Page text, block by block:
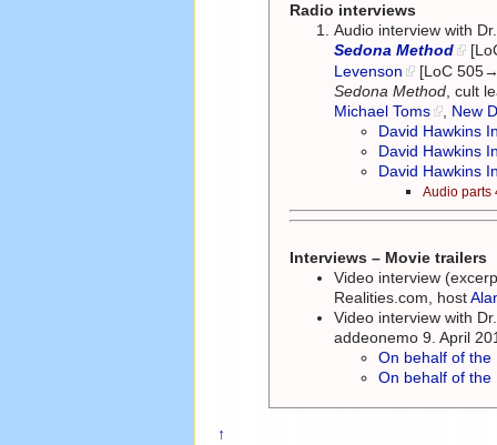
Radio interviews
Audio interview with
Sedona Method
Levenson
[LoC
Sedona Method , cult
Michael Toms
New
David Hawkins
David Hawkins
David Hawkins
Audio parts
Interviews – Movie trailers
Video interview
Realities.com, host
Video interview with
addeonemo 9. April
On behalf of the
On behalf of the
↑